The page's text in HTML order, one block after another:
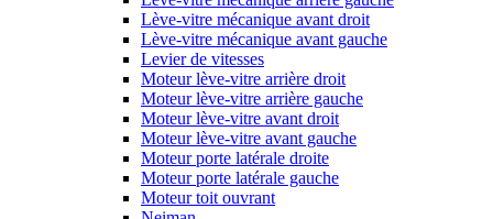
Lève-vitre mécanique avant droit
Lève-vitre mécanique avant gauche
Levier de vitesses
Moteur lève-vitre arrière droit
Moteur lève-vitre arrière gauche
Moteur lève-vitre avant droit
Moteur lève-vitre avant gauche
Moteur porte latérale droite
Moteur porte latérale gauche
Moteur toit ouvrant